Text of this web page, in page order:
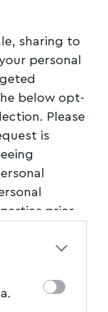
sharing to
personal
below opt-
Please
is
prior
personal
by us to